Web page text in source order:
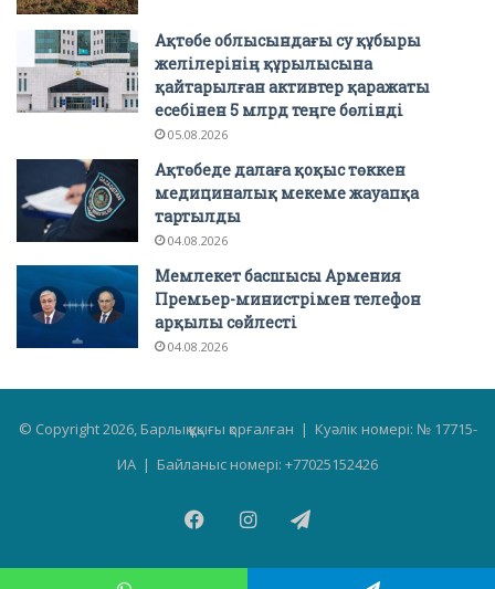
Ақтөбе облысындағы су құбыры
желілерінің құрылысына
қайтарылған активтер қаражаты
есебінен 5 млрд теңге бөлінді
05.08.2026
Ақтөбеде далаға қоқыс төккен
медициналық мекеме жауапқа
тартылды
04.08.2026
Мемлекет басшысы Армения
Премьер-министрімен телефон
арқылы сөйлесті
04.08.2026
© Copyright 2026, Барлық құқығы қорғалған | Куәлік номері: № 17715-
ИА | Байланыс номері: +77025152426
FacebookInstagramTelegram